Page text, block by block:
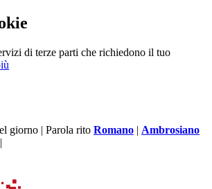
di terze parti che richiedono il tuo
giorno | Parola rito Romano | Ambrosiano
|